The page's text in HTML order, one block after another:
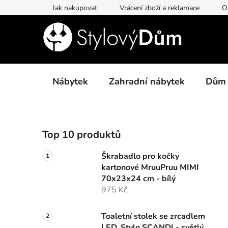
na
Jak nakupovat Vrácení zboží a reklamace
Nábytek Zahradní nábytek Dům
o
s
t
n
Top 10 produktů
Škrabadlo pro kočky
kartonové MruuPruu MIMI
70x23x24 cm - bílý
975 Kč
Toaletní stolek se zrcadlem